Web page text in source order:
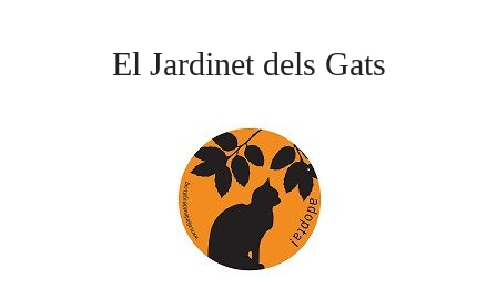
El Jardinet dels Gats